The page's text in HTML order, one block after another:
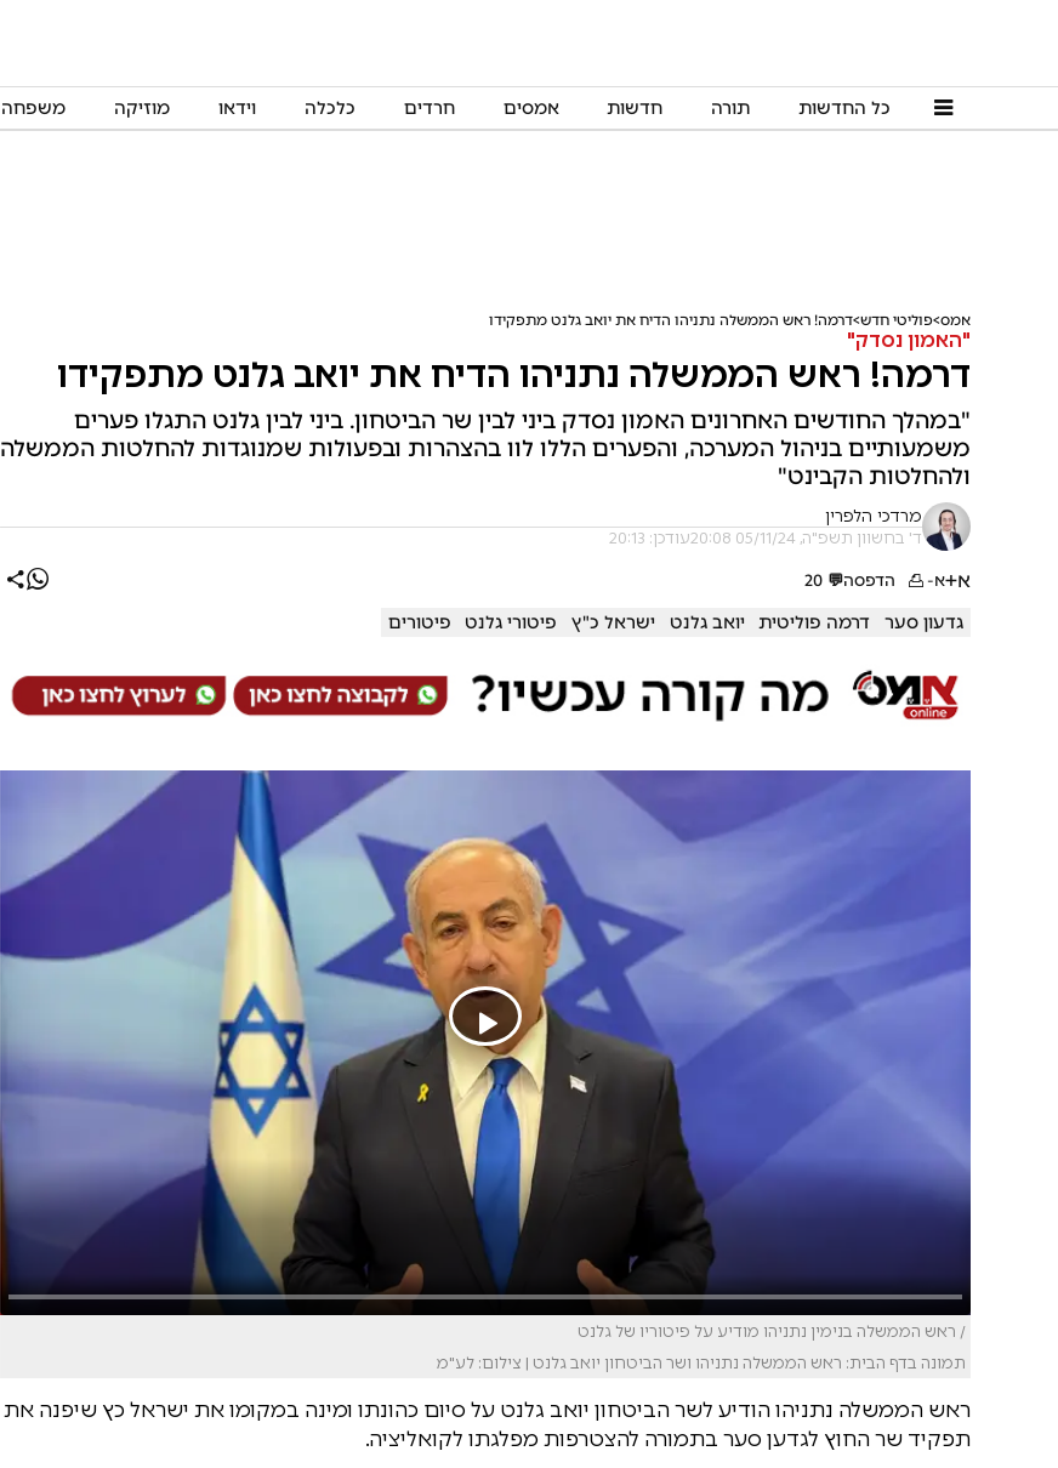
כל החדשות תורה חדשות אמסים חרדים כלכלה וידאו מוזיקה משפחה
אמס פוליטי חדש דרמה! ראש הממשלה נתניהו הדיח את יואב גלנט מתפקידו
"האמון נסדק"
דרמה! ראש הממשלה נתניהו הדיח את יואב גלנט מתפקידו
"במהלך החודשים האחרונים האמון נסדק ביני לבין שר הביטחון. ביני לבין גלנט התגלו פערים
משמעותיים בניהול המערכה, והפערים הללו לוו בהצהרות ובפעולות שמנוגדות להחלטות הממשלה
ולהחלטות הקבינט"
מרדכי הלפרין
ד' בחשוון תשפ"ה, 05/11/24 20:08 עודכן: 20:13
א+א- הדפסה💬
20
גדעון סער דרמה פוליטית יואב גלנט ישראל כ"ץ פיטורי גלנט פיטורים
/ ראש הממשלה בנימין נתניהו מודיע על פיטוריו של גלנט
תמונה בדף הבית: ראש הממשלה נתניהו ושר הביטחון יואב גלנט | צילום: לע"מ
ראש הממשלה נתניהו הודיע לשר הביטחון יואב גלנט על סיום כהונתו ומינה במקומו את ישראל כץ שיפנה את
תפקיד שר החוץ לגדען סער בתמורה להצטרפות מפלגתו לקואליציה.